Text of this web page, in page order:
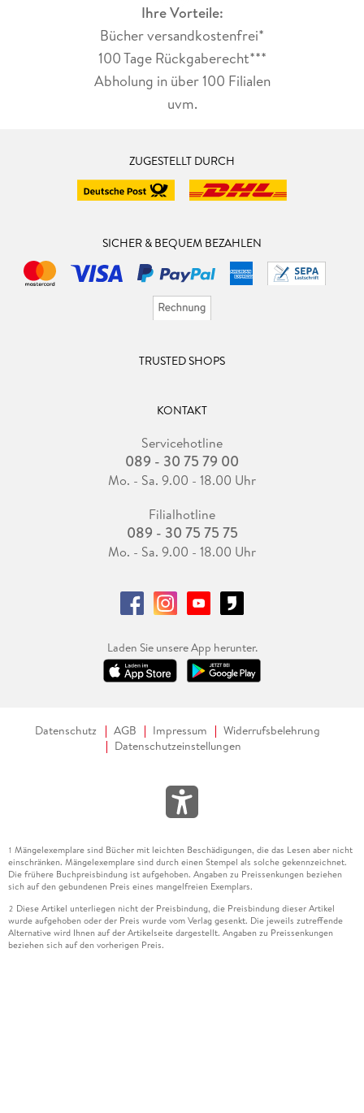
Ihre Vorteile:
Bücher versandkostenfrei*
100 Tage Rückgaberecht***
Abholung in über 100 Filialen
uvm.
ZUGESTELLT DURCH
SICHER & BEQUEM BEZAHLEN
TRUSTED SHOPS
KONTAKT
Servicehotline
089 - 30 75 79 00
Mo. - Sa. 9.00 - 18.00 Uhr
Filialhotline
089 - 30 75 75 75
Mo. - Sa. 9.00 - 18.00 Uhr
Laden Sie unsere App herunter.
Datenschutz AGB Impressum
Widerrufsbelehrung
Datenschutzeinstellungen
1 Mängelexemplare sind Bücher mit leichten Beschädigungen, die das Lesen aber nicht
einschränken. Mängelexemplare sind durch einen Stempel als solche gekennzeichnet.
Die frühere Buchpreisbindung ist aufgehoben. Angaben zu Preissenkungen beziehen
sich auf den gebundenen Preis eines mangelfreien Exemplars.
2 Diese Artikel unterliegen nicht der Preisbindung, die Preisbindung dieser Artikel
wurde aufgehoben oder der Preis wurde vom Verlag gesenkt. Die jeweils zutreffende
Alternative wird Ihnen auf der Artikelseite dargestellt. Angaben zu Preissenkungen
beziehen sich auf den vorherigen Preis.